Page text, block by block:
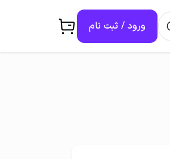
ورود / ثبت ‌نام